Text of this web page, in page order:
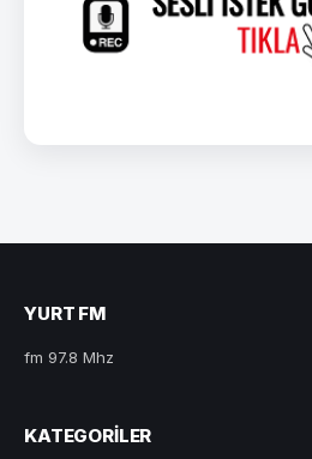
YURT FM
fm 97.8 Mhz
KATEGORILER